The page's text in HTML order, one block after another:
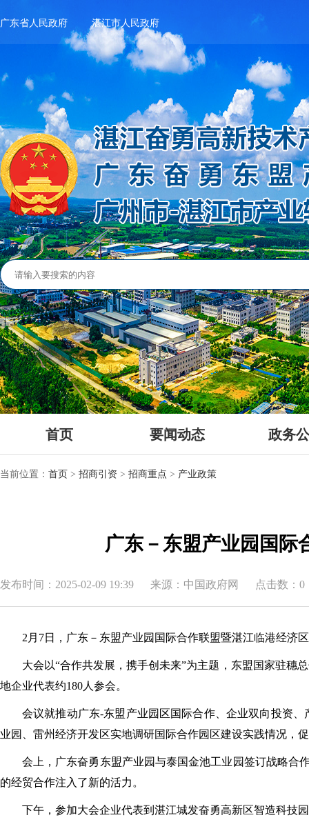
广东省人民政府 湛江市人民政府
首页 要闻动态 政务
当前位置： 首页 > 招商引资 > 招商重点 > 产业政策
广东－东盟产业园国际
发布时间：2025-02-09 19:39 来源：中国政府网 点击数：0
2月7日，广东－东盟产业园国际合作联盟暨湛江临港经济
大会以“合作共发展，携手创未来”为主题，东盟国家驻穗
地企业代表约180人参会。
会议就推动广东-东盟产业园区国际合作、企业双向投资
业园、雷州经济开发区实地调研国际合作园区建设实践情况，
会上，广东奋勇东盟产业园与泰国金池工业园签订战略合
的经贸合作注入了新的活力。
下午，参加大会企业代表到湛江城发奋勇高新区智造科技